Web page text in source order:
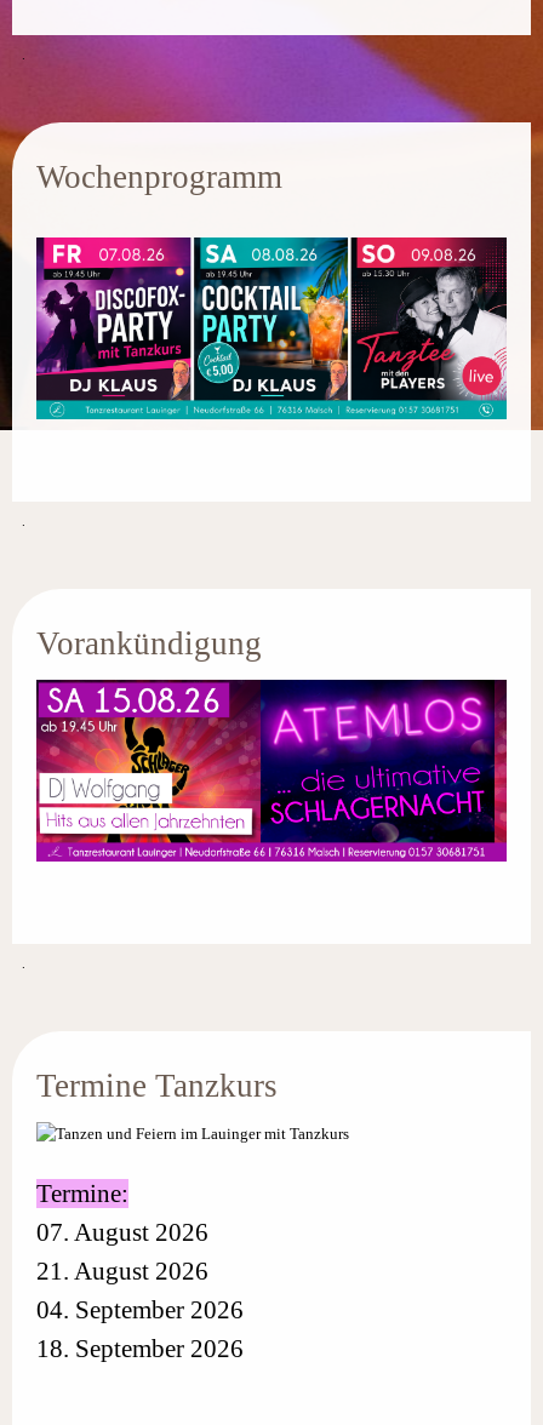
Wochenprogramm
.
Vorankündigung
.
Termine Tanzkurs
Termine:
07. August 2026
21. August 2026
04. September 2026
18. September 2026